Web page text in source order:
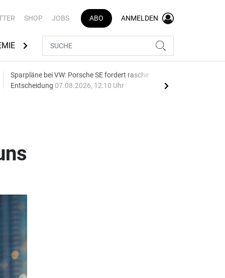
SHOP JOBS ABO ANMELDEN
AUTOMARKEN
Sparpläne bei VW: Porsche SE fordert rasche
Entscheidung 07.08.2026, 12:10 Uhr